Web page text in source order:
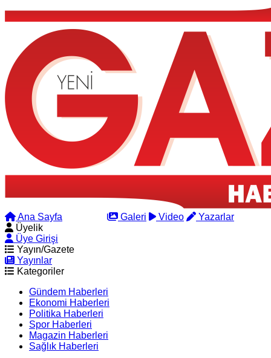
Ana Sayfa Galeri Video
Yazarlar
Üyelik
Üye Girişi
Yayın/Gazete
Yayınlar
Kategoriler
Gündem Haberleri
Ekonomi Haberleri
Politika Haberleri
Spor Haberleri
Magazin Haberleri
Sağlık Haberleri